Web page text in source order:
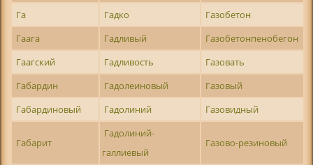
Га
Гадко
Газобетон
Гаага
Гадливый
Газобетонпенобегон
Гаагский
Гадливость
Газовать
Габардин
Гадолеиновый
Газовый
Габардиновый
Гадолиний Газовидный
Габарит
Гадолиний-
галлиевый
Газово-резиновый